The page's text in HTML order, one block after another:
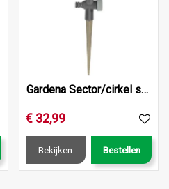
Gardena Sector/cirkel sproei vario s 225m2
€ 32,99
Bekijken Bestellen